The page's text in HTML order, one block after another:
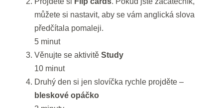
můžete si nastavit, aby se vám anglická slova
předčítala pomaleji.
5 minut
Věnujte se aktivitěStudy
10 minut
Druhý den si jen slovíčka rychle projděte –
bleskové opáčko